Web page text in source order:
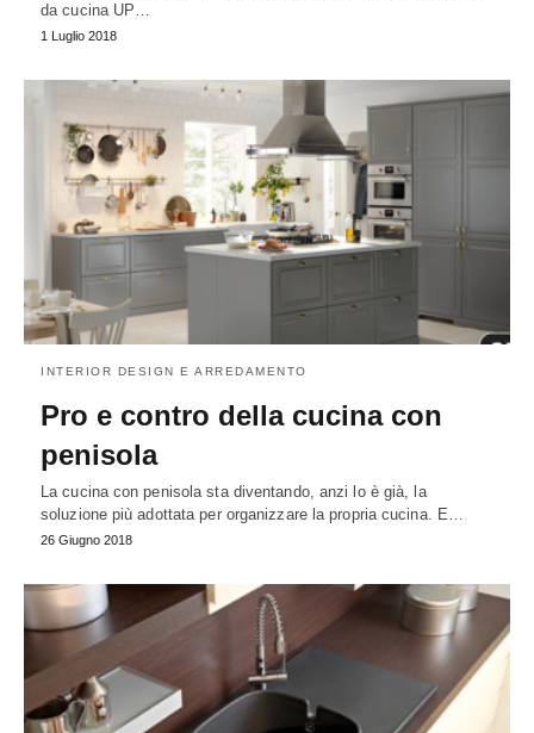
da cucina UP…
1 Luglio 2018
INTERIOR DESIGN E ARREDAMENTO
Pro e contro della cucina con
penisola
La cucina con penisola sta diventando, anzi lo è già, la
soluzione più adottata per organizzare la propria cucina. E…
26 Giugno 2018